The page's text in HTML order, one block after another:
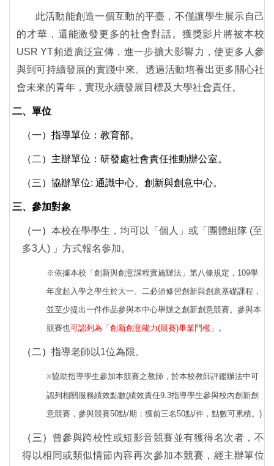
此活動能創造一個互動的平臺，不僅讓學生展示自己
的才華，還能激發更多的社會對話。獲獎影片將被本校
USR YT頻道廣泛宣傳，進一步擴大影響力，使更多人參
與到可持續發展的實踐中來。透過活動培養出更多關心社
會未來的青年，實現永續發展目標及大學社會責任。
二、 單位
（一）指導單位：教育部。
（二） 主辦單位：研發處社會責任推動辦公室。
（三） 協辦單位: 通識中心、創新與創意中心。
三、 參加對象
（一） 本校在學學生，均可以「個人」或「團體組隊 (至
多3人) 」方式報名參加。
※依據本校「創新與創意課程實施辦法」第八條規定，109學
年度起入學之學生於大一、二必須修習創新與創意基礎課程，
並至少提出一件作品參與本中心舉辦之創新創意競賽。參與本
競賽也可認列為「創新創意能力(競賽)畢業門檻」 。
（二） 指導老師以1位為限。
※協助指導學生參加本競賽之教師，於本校教師評鑑辦法中可
認列相關服務績效點數(績效責任9.3指導學生參與校內創新創
意競賽，參與競賽50點/期；獲前三名50點/件，點數可累積。)
（三） 曾參與跨校性或短影音競賽並有獲得名次者，不
得以相同或類似情節內容再次參加本競賽，經主辦單位